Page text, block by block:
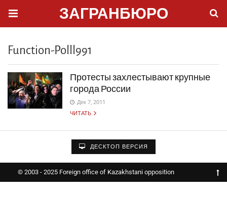
ЗАГРАНБЮРО
Function-Polll991
Протесты захлестывают крупные
города России
Дек 7, 2011
ЧИТАТЬ
ДЕСКТОП ВЕРСИЯ
© 2003 - 2025 Foreign office of Kazakhstani opposition